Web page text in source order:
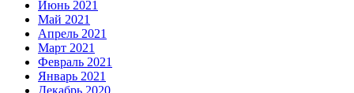
Июнь 2021
Май 2021
Апрель 2021
Март 2021
Февраль 2021
Январь 2021